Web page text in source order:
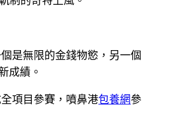
是無限的金錢物慾，另一個
成績。
項目參賽，噴鼻港包養網參